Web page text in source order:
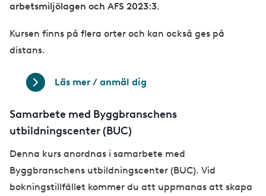
arbetsmiljölagen och AFS 2023:3.
Kursen finns på flera orter och kan också ges på
distans.
Läs mer / anmäl dig
Samarbete med Byggbranschens
utbildningscenter (BUC)
Denna kurs anordnas i samarbete med
Byggbranschens utbildningscenter (BUC). Vid
bokningstillfället kommer du att uppmanas att skapa